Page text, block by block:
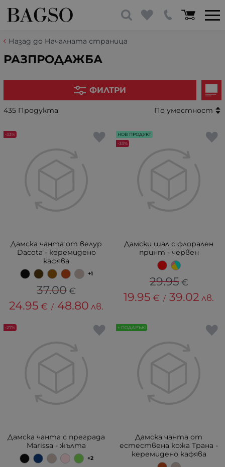
Назад до Началната страница
РАЗПРОДАЖБА
ФИЛТРИ
435 Продукта По уместност
Дамска чанта от велур
Dacota - керемидено
кафява
+1
37.00€
24.95 € / 48.80 лв.
-33%
Дамски шал с флорален
принт - червен
29.95 €
19.95 € / 39.02 лв.
НОВ ПРОДУКТ
-33%
Дамска чанта с преграда
Marissa - жълта
+2
-27%
Дамска чанта от
естествена кожа Трана -
керемидено кафява
+ ПОДАРЪК!